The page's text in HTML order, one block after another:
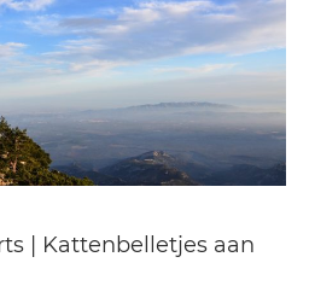
| Kattenbelletjes aan